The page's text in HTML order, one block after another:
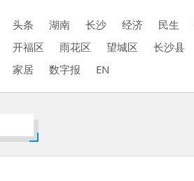
头条 湖南 长沙 经济 民生
开福区
雨花区 望城区 长沙县
家居
数字报 EN